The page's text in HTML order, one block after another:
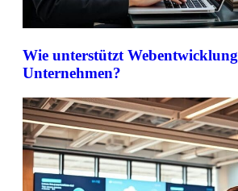
Wie unterstützt Webentwicklung
Unternehmen?